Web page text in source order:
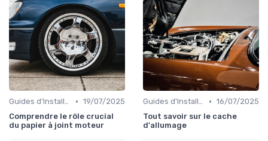
Guides d'Installation et de Réparation • 19/07/2025
Comprendre le rôle crucial
du papier à joint moteur
Guides d'Installation et de Réparation • 16/07/2025
Tout savoir sur le cache
d'allumage